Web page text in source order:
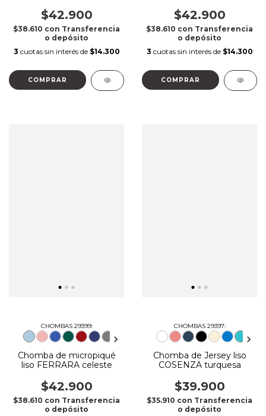
$42.900
$38.610 con Transferencia
o depósito
3 cuotas sin interés de $14.300
COMPRAR
$42.900
$38.610 con Transferencia
o depósito
3 cuotas sin interés de $14.300
COMPRAR
CHOMBAS 29399:
Chomba de micropiqué
liso FERRARA celeste
$42.900
$38.610 con Transferencia
o depósito
CHOMBAS 29397:
Chomba de Jersey liso
COSENZA turquesa
$39.900
$35.910 con Transferencia
o depósito